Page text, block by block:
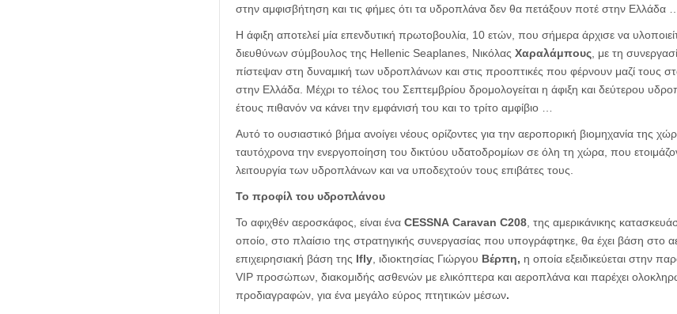
στην αμφισβήτηση και τις φήμες ότι τα υδροπλάνα δεν θα πετάξουν ποτέ στην Ελλάδα …
Η άφιξη αποτελεί μία επενδυτική πρωτοβουλία, 10 ετών, που σήμερα άρχισε να
διευθύνων σύμβουλος της Hellenic Seaplanes, Νικόλας Χαραλάμπους, με τη
πίστεψαν στη δυναμική των υδροπλάνων και στις προοπτικές που φέρνουν μαζί τους
στην Ελλάδα. Μέχρι το τέλος του Σεπτεμβρίου δρομολογείται η άφιξη και δεύτερου
έτους πιθανόν να κάνει την εμφάνισή του και το τρίτο αμφίβιο …
Αυτό το ουσιαστικό βήμα ανοίγει νέους ορίζοντες για την αεροπορική βιομηχανία της
ταυτόχρονα την ενεργοποίηση του δικτύου υδατοδρομίων σε όλη τη χώρα, που
λειτουργία των υδροπλάνων και να υποδεχτούν τους επιβάτες τους.
Το προφίλ του υδροπλάνου
Το αφιχθέν αεροσκάφος, είναι ένα CESSNA Caravan C208, της αμερικάνικης
οποίο, στο πλαίσιο της στρατηγικής συνεργασίας που υπογράφτηκε, θα έχει βάση στο
επιχειρησιακή βάση της Ifly, ιδιοκτησίας Γιώργου Βέρπη, η οποία εξειδικεύεται στην
VIP προσώπων, διακομιδής ασθενών με ελικόπτερα και αεροπλάνα και παρέχει
προδιαγραφών, για ένα μεγάλο εύρος πτητικών μέσων.